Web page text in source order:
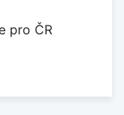
pro ČR